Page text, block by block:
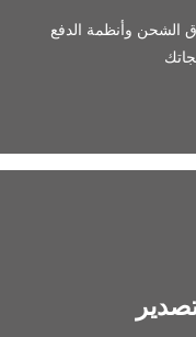
الشحن وأنظمة الدفع